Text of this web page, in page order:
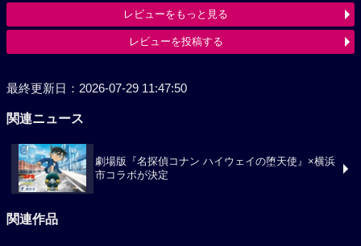
レビューをもっと見る
レビューを投稿する
最終更新日：2026-07-29 11:47:50
関連ニュース
劇場版『名探偵コナン ハイウェイの堕天使』×横浜
市コラボが決定
関連作品